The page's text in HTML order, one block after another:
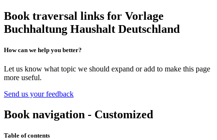
Book traversal links for Vorlage
Buchhaltung Haushalt Deutschland
How can we help you better?
Let us know what topic we should expand or add to make this page
more useful.
Send us your feedback
Book navigation - Customized
Table of contents